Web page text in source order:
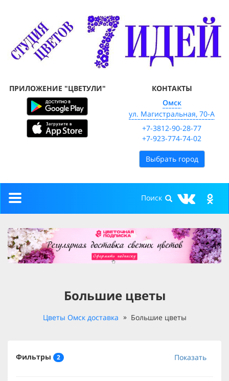
ПРИЛОЖЕНИЕ "ЦВЕТУЛИ"
КОНТАКТЫ
Омск
ул. Магистральная, 70-А
+7-3812-90-28-77
+7-923-774-74-02
Выбрать город
Toggle
Большие цветы
Цветы Омск доставка Большие цветы
Фильтры 2 Показать